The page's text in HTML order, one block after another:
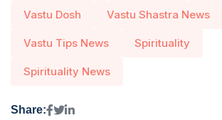
Vastu Dosh Vastu Shastra News
Vastu Tips News Spirituality
Spirituality News
Share: